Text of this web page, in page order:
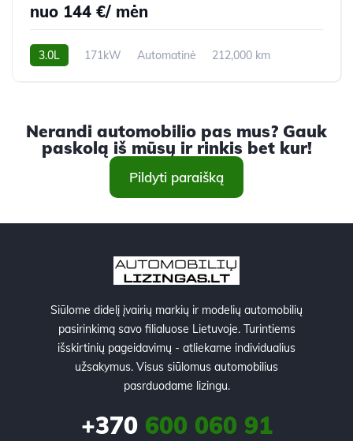
nuo 144 €/ mėn
3.0L 171kW Automatinė
212,000 km
Nerandi automobilio pas mus? Gauk
paskolą iš mūsų ir rinkis bet kur!
Pildyti paraišką
Siūlome didelį įvairių markių ir modelių automobilių
pasirinkimą savo filialuose Lietuvoje. Turintiems
išskirtinių pageidavimų - atliekame individualius
užsakymus. Visus siūlomus automobilius
pasrduodame lizingu.
+370600 060 91